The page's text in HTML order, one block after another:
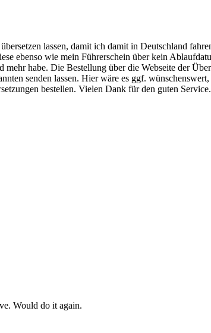
lassen, damit ich damit in Deutschland
ebenso wie mein Führerschein über kein
habe. Die Bestellung über die Webseite der
senden lassen. Hier wäre es ggf.
bestellen. Vielen Dank für den guten Service.
Would do it again.